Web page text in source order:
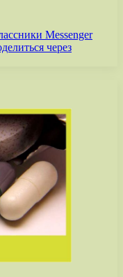
Messenger
через